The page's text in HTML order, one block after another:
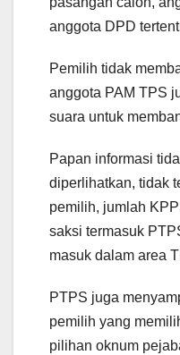
anggota DPD
Pemilih tidak
anggota PAM TPS
suara untuk
Papan informasi
diperlihatkan, tidak
pemilih, jumlah
saksi termasuk
masuk dalam area
PTPS juga
pemilih yang
pilihan oknum